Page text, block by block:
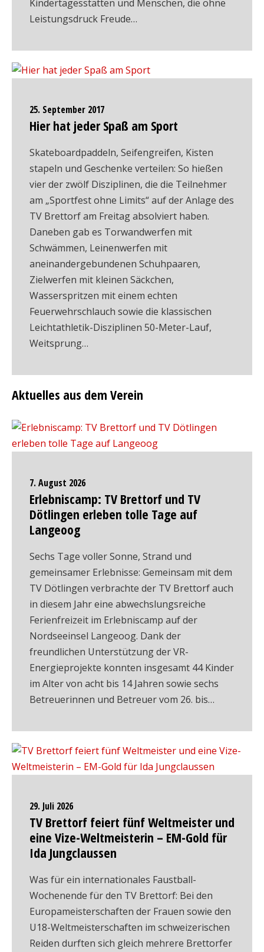
Kindertagesstätten und Menschen, die ohne
Leistungsdruck Freude…
25. September 2017
Hier hat jeder Spaß am Sport
Skateboardpaddeln, Seifengreifen, Kisten
stapeln und Geschenke verteilen: So hießen
vier der zwölf Disziplinen, die die Teilnehmer
am „Sportfest ohne Limits“ auf der Anlage des
TV Brettorf am Freitag absolviert haben.
Daneben gab es Torwandwerfen mit
Schwämmen, Leinenwerfen mit
aneinandergebundenen Schuhpaaren,
Zielwerfen mit kleinen Säckchen,
Wasserspritzen mit einem echten
Feuerwehrschlauch sowie die klassischen
Leichtathletik-Disziplinen 50-Meter-Lauf,
Weitsprung…
Aktuelles aus dem Verein
7. August 2026
Erlebniscamp: TV Brettorf und TV
Dötlingen erleben tolle Tage auf
Langeoog
Sechs Tage voller Sonne, Strand und
gemeinsamer Erlebnisse: Gemeinsam mit dem
TV Dötlingen verbrachte der TV Brettorf auch
in diesem Jahr eine abwechslungsreiche
Ferienfreizeit im Erlebniscamp auf der
Nordseeinsel Langeoog. Dank der
freundlichen Unterstützung der VR-
Energieprojekte konnten insgesamt 44 Kinder
im Alter von acht bis 14 Jahren sowie sechs
Betreuerinnen und Betreuer vom 26. bis…
29. Juli 2026
TV Brettorf feiert fünf Weltmeister und
eine Vize-Weltmeisterin – EM-Gold für
Ida Jungclaussen
Was für ein internationales Faustball-
Wochenende für den TV Brettorf: Bei den
Europameisterschaften der Frauen sowie den
U18-Weltmeisterschaften im schweizerischen
Reiden durften sich gleich mehrere Brettorfer